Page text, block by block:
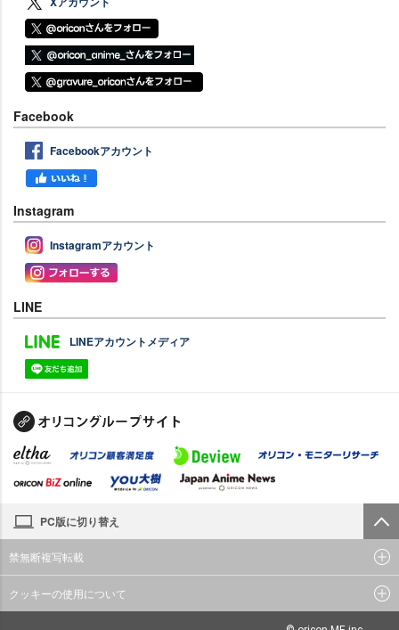
Facebook
Facebookアカウント
Instagram
Instagramアカウント
LINE
LINEアカウントメディア
PC版に切り替え
禁無断複写転載
クッキーの使用について